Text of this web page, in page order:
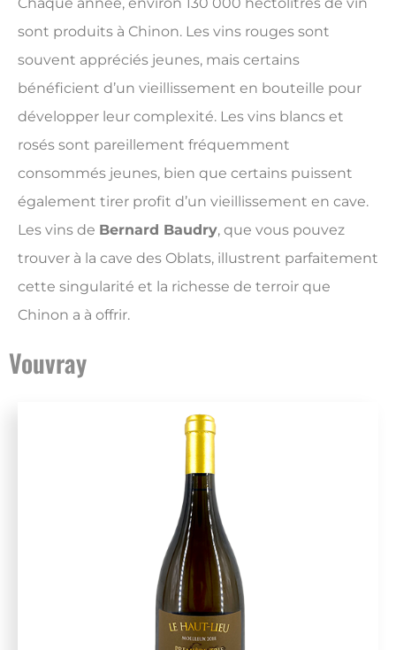
sont produits à Chinon. Les vins rouges sont
souvent appréciés jeunes, mais certains
bénéficient d’un vieillissement en bouteille pour
développer leur complexité. Les vins blancs et
rosés sont pareillement fréquemment
consommés jeunes, bien que certains puissent
également tirer profit d’un vieillissement en cave.
Les vins de Bernard Baudry, que vous pouvez
trouver à la cave des Oblats, illustrent parfaitement
cette singularité et la richesse de terroir que
Chinon a à offrir.
Vouvray